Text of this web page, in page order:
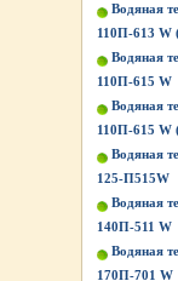
Водяная
110П-613 W
Водяная
110П-615 W
Водяная
110П-615 W
Водяная
125-П515W
Водяная
140П-511 W
Водяная
170П-701 W